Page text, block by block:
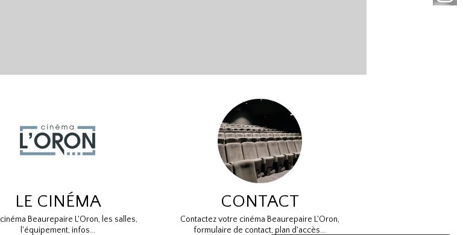
LE CINÉMA
Beaurepaire L'Oron, les salles,
l'équipement, infos...
CONTACT
Contactez votre cinéma Beaurepaire L'Oron,
formulaire de contact, plan d'accès...